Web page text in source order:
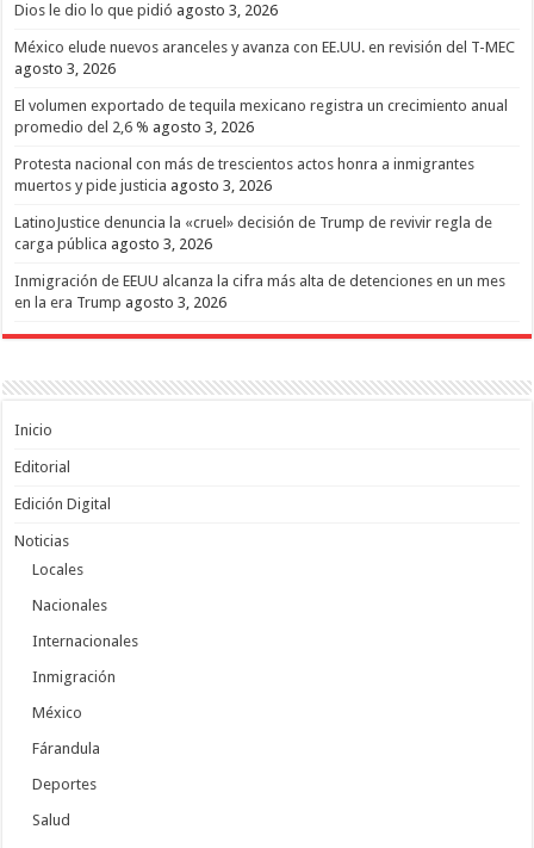
Dios le dio lo que pidió agosto 3, 2026
México elude nuevos aranceles y avanza con EE.UU. en revisión del T-MEC
agosto 3, 2026
El volumen exportado de tequila mexicano registra un crecimiento anual
promedio del 2,6 % agosto 3, 2026
Protesta nacional con más de trescientos actos honra a inmigrantes
muertos y pide justicia agosto 3, 2026
LatinoJustice denuncia la «cruel» decisión de Trump de revivir regla de
carga pública agosto 3, 2026
Inmigración de EEUU alcanza la cifra más alta de detenciones en un mes
en la era Trump agosto 3, 2026
Inicio
Editorial
Edición Digital
Noticias
Locales
Nacionales
Internacionales
Inmigración
México
Fárandula
Deportes
Salud